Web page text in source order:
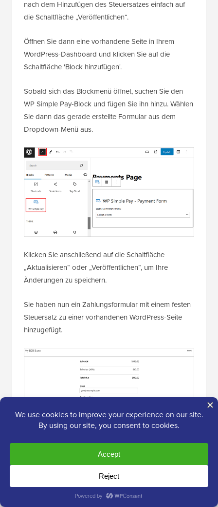
nach dem Hinzufügen des Steuersatzes einfach auf
die Schaltfläche „Veröffentlichen“.
Öffnen Sie dann eine vorhandene Seite in Ihrem
WordPress-Dashboard und klicken Sie auf die
Schaltfläche 'Block hinzufügen'.
Sobald sich das Blockmenü öffnet, suchen Sie den
WP Simple Pay-Block und fügen Sie ihn hinzu. Wählen
Sie dann das gerade erstellte Formular aus dem
Dropdown-Menü aus.
Klicken Sie anschließend auf die Schaltfläche
„Aktualisieren“ oder „Veröffentlichen“, um Ihre
Änderungen zu speichern.
Sie haben nun ein Zahlungsformular mit einem festen
Steuersatz zu einer vorhandenen WordPress-Seite
hinzugefügt.
Verwandter Beitrag:Wenn Sie Steuern in
Online-Zahlungstrends Ihnen helfen, Ihren Checkout-
Prozess zu optimieren. Lesen Sie unseren Beitrag